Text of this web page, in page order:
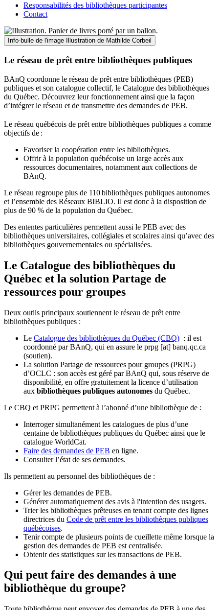
Responsabilités des bibliothèques participantes
Contact
Info-bulle de l'image Illustration de Mathilde Corbeil
Le réseau de prêt entre bibliothèques publiques
BAnQ coordonne le réseau de prêt entre bibliothèques (PEB)
publiques et son catalogue collectif, le Catalogue des bibliothèques
du Québec. Découvrez leur fonctionnement ainsi que la façon
d’intégrer le réseau et de transmettre des demandes de PEB.
Le réseau québécois de prêt entre bibliothèques publiques a comme
objectifs de :
Favoriser la coopération entre les bibliothèques.
Offrir à la population québécoise un large accès aux
ressources documentaires, notamment aux collections de
BAnQ.
Le réseau regroupe plus de 110bibliothèques publiques autonomes
et l’ensemble des Réseaux BIBLIO. Il est donc à la disposition de
plus de 90 % de la population du Québec.
Des ententes particulières permettent aussi le PEB avec des
bibliothèques universitaires, collégiales et scolaires ainsi qu’avec des
bibliothèques gouvernementales ou spécialisées.
Le Catalogue des bibliothèques du
Québec et la solution Partage de
ressources pour groupes
Deux outils principaux soutiennent le réseau de prêt entre
bibliothèques publiques :
Le Catalogue des bibliothèques du Québec (CBQ) : il est
coordonné par BAnQ, qui en assure le prpg [at] banq.qc.ca
(soutien).
La solution Partage de ressources pour groupes (PRPG)
d’OCLC : son accès est géré par BAnQ qui, sous réserve de
disponibilité, en offre gratuitement la licence d’utilisation
aux bibliothèques publiques autonomes du Québec.
Le CBQ et PRPG permettent à l’abonné d’une bibliothèque de :
Interroger simultanément les catalogues de plus d’une
centaine de bibliothèques publiques du Québec ainsi que le
catalogue WorldCat.
Faire des demandes de PEB en ligne.
Consulter l’état de ses demandes.
Ils permettent au personnel des bibliothèques de :
Gérer les demandes de PEB.
Générer automatiquement des avis à l'intention des usagers.
Trier les bibliothèques prêteuses en tenant compte des lignes
directrices du Code de prêt entre les bibliothèques publiques
québécoises.
Tenir compte de plusieurs points de cueillette même lorsque la
gestion des demandes de PEB est centralisée.
Obtenir des statistiques sur les transactions de PEB.
Qui peut faire des demandes à une
bibliothèque du groupe?